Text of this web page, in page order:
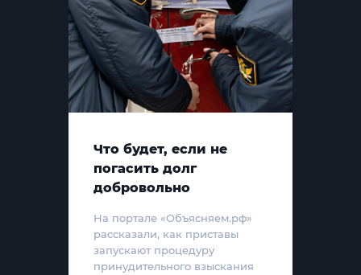
Что будет, если не
погасить долг
добровольно
На портале «Объясняем.рф»
рассказали, как приставы
запускают процедуру
принудительного взыскания